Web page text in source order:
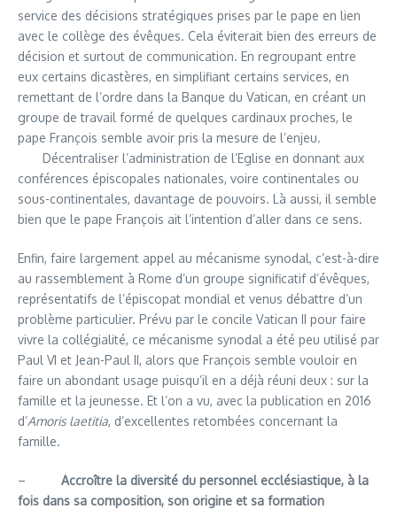
service des décisions stratégiques prises par le pape en lien
avec le collège des évêques. Cela éviterait bien des erreurs de
décision et surtout de communication. En regroupant entre
eux certains dicastères, en simplifiant certains services, en
remettant de l’ordre dans la Banque du Vatican, en créant un
groupe de travail formé de quelques cardinaux proches, le
pape François semble avoir pris la mesure de l’enjeu.
Décentraliser l’administration de l’Eglise en donnant aux
conférences épiscopales nationales, voire continentales ou
sous-continentales, davantage de pouvoirs. Là aussi, il semble
bien que le pape François ait l’intention d’aller dans ce sens.
Enfin, faire largement appel au mécanisme synodal, c’est-à-dire
au rassemblement à Rome d’un groupe significatif d’évêques,
représentatifs de l’épiscopat mondial et venus débattre d’un
problème particulier. Prévu par le concile Vatican II pour faire
vivre la collégialité, ce mécanisme synodal a été peu utilisé par
Paul VI et Jean-Paul II, alors que François semble vouloir en
faire un abondant usage puisqu’il en a déjà réuni deux : sur la
famille et la jeunesse. Et l’on a vu, avec la publication en 2016
d’Amoris laetitia, d’excellentes retombées concernant la
famille.
– Accroître la diversité du personnel ecclésiastique, à la
fois dans sa composition, son origine et sa formation